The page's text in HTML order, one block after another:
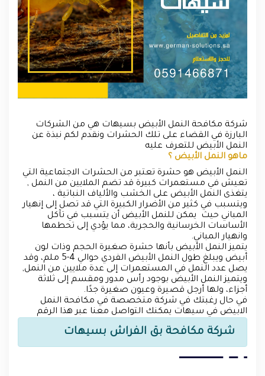
شركة مكافحة النمل الأبيض بسيهات هي من الشركات
البارزة في القضاء على تلك الحشرات ونقدم لكم نبذة عن
النمل الأبيض للتعرف عليه
ماهو النمل الأبيض ؟
النمل الأبيض هو حشرة تعتبر من الحشرات الاجتماعية التي
تعيش في مستعمرات كبيرة قد تضم الملايين من النمل ,
يتغذى النمل الأبيض على الخشب والألياف النباتية ،
ويتسبب في كثير من الأضرار الكبيرة التي قد تصل إلى إنهيار
المباني حيث يمكن للنمل الأبيض أن يتسبب في تآكل
الأساسات الخرسانية والحجرية، مما يؤدي إلى تحطمها
وانهيار المباني.
يتميز النمل الأبيض بأنها حشرة صغيرة الحجم وذات لون
أبيض ويبلغ طول النمل الأبيض الفردي حوالي 4-5 ملم، وقد
يصل عدد النمل في المستعمرات إلى عدة ملايين من النمل,
ويتميز النمل الأبيض بوجود رأس مدور ومقسم إلى ثلاثة
أجزاء، ولها أرجل قصيرة وعيون صغيرة جدًا.
في حال رغبتك في شركة متخصصة في مكافحة النمل
الابيض في سيهات يمكنك التواصل معنا عبر هذا الرقم
شركة مكافحة بق الفراش بسيهات